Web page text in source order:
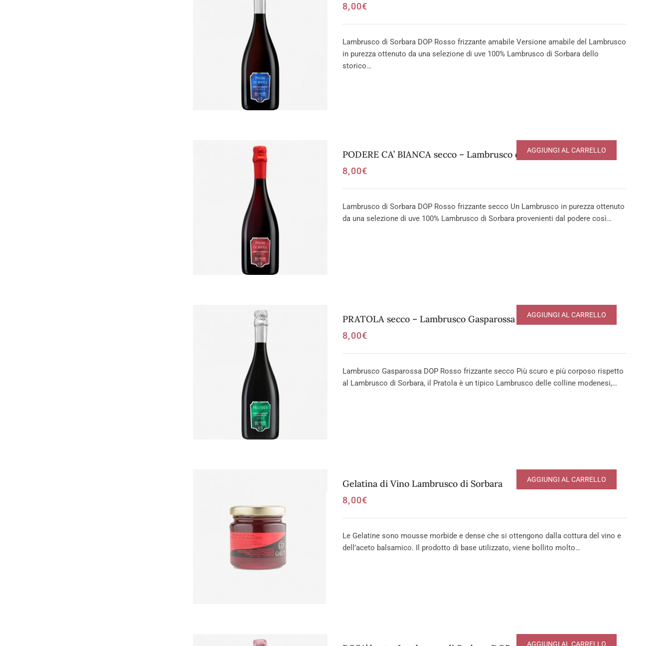
8,00€
Lambrusco di Sorbara DOP Rosso frizzante amabile Versione amabile del Lambrusco
in purezza ottenuto da una selezione di uve 100% Lambrusco di Sorbara dello
storico…
PODERE CA’ BIANCA secco – Lambrusco di Sorbara DOP
8,00€
AGGIUNGI AL CARRELLO
Lambrusco di Sorbara DOP Rosso frizzante secco Un Lambrusco in purezza ottenuto
da una selezione di uve 100% Lambrusco di Sorbara provenienti dal podere così…
PRATOLA secco – Lambrusco Gasparossa DOP
8,00€
AGGIUNGI AL CARRELLO
Lambrusco Gasparossa DOP Rosso frizzante secco Più scuro e più corposo rispetto
al Lambrusco di Sorbara, il Pratola è un tipico Lambrusco delle colline modenesi,…
Gelatina di Vino Lambrusco di Sorbara
8,00€
AGGIUNGI AL CARRELLO
Le Gelatine sono mousse morbide e dense che si ottengono dalla cottura del vino e
dell’aceto balsamico. Il prodotto di base utilizzato, viene bollito molto…
AGGIUNGI AL CARRELLO